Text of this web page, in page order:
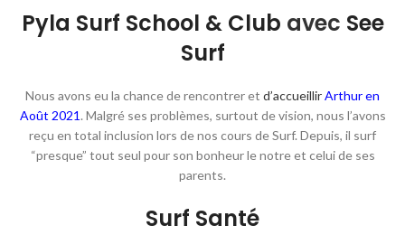
Pyla Surf School & Club avec See
Surf
Nous avons eu la chance de rencontrer et d’accueillirArthur en
Août 2021 . Malgré ses problèmes, surtout de vision, nous l’avons
reçu en total inclusion lors de nos cours de Surf. Depuis, il surf
“presque” tout seul pour son bonheur le notre et celui de ses
parents.
Surf Santé